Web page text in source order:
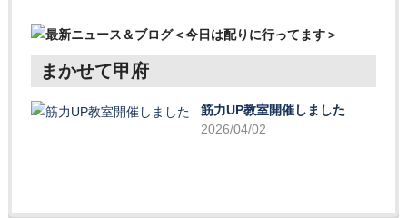
まかせて甲府
筋力UP教室開催しました
2026/04/02